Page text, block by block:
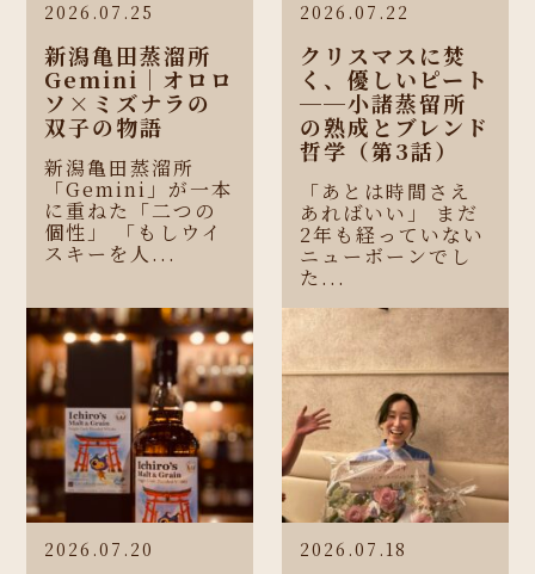
2026.07.25
新潟亀田蒸溜所
Gemini｜オロロ
ソ×ミズナラの
双子の物語
新潟亀田蒸溜所
「Gemini」が一本
に重ねた「二つの
個性」 「もしウイ
スキーを人...
2026.07.22
クリスマスに焚
く、優しいピート
──小諸蒸留所
の熟成とブレンド
哲学（第3話）
「あとは時間さえ
あればいい」 まだ
2年も経っていない
ニューボーンでし
た...
2026.07.20 2026.07.18